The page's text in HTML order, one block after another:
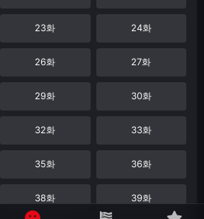
23화 24화
26화 27화
29화 30화
32화 33화
35화 36화
38화 39화